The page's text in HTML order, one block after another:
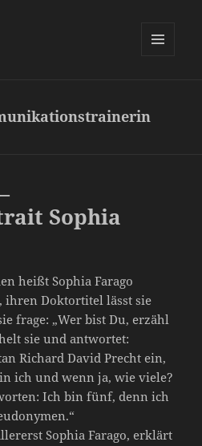
Sophia
heißt Sophia Farago
ihren Doktortitel lässt sie
frage: „Wer bist Du, erzähl
sie und antwortet:
Richard David Precht ein,
ich und wenn ja, wie viele?
Ich bin fünf, denn ich
Sophia Farago, erklärt